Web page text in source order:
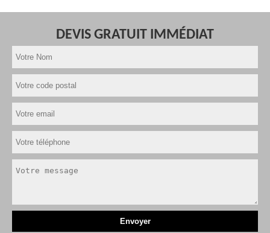
DEVIS GRATUIT IMMÉDIAT